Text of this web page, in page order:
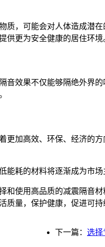
，可能会对人体造成潜
更为安全健康的居住环境
效果不仅能够隔绝外界
更加高效、环保、经济的
耗的材料将逐渐成为市场
使用高品质的减震隔音
量，保护健康，促进可持
下一篇： 选择